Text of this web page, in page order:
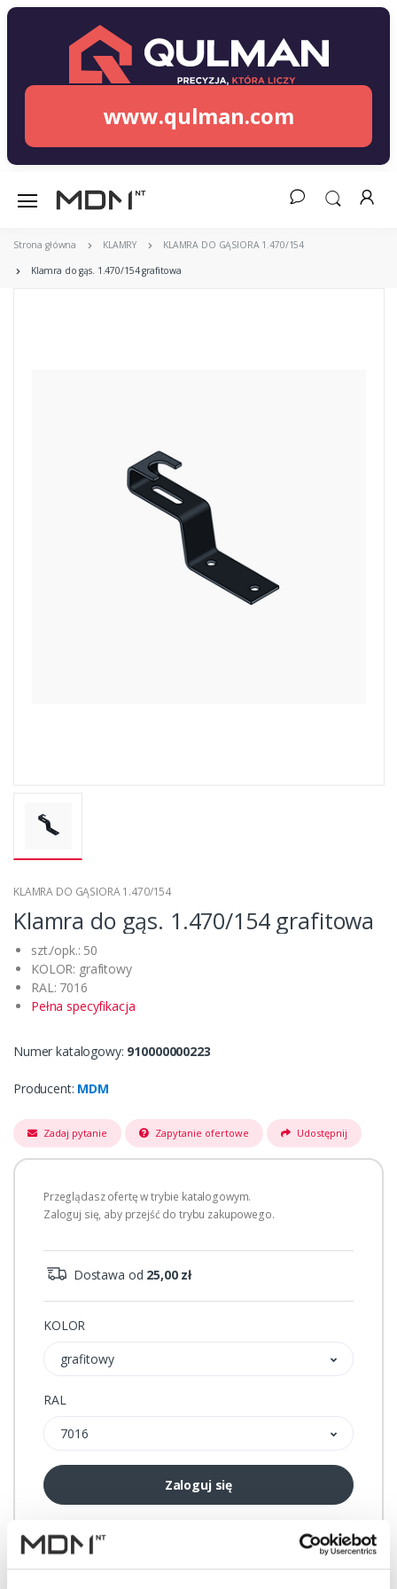
www.qulman.com
Strona główna KLAMRY KLAMRA DO GĄSIORA 1.470/154
Klamra do gąs. 1.470/154 grafitowa
KLAMRA DO GĄSIORA 1.470/154
Klamra do gąs. 1.470/154 grafitowa
szt./opk.: 50
KOLOR: grafitowy
RAL: 7016
Pełna specyfikacja
Numer katalogowy: 910000000223
Producent: MDM
Zadaj pytanie Zapytanie ofertowe Udostępnij
Przeglądasz ofertę w trybie katalogowym.
Zaloguj się, aby przejść do trybu zakupowego.
Dostawa od 25,00 zł
KOLOR
grafitowy
RAL
7016
Zaloguj się